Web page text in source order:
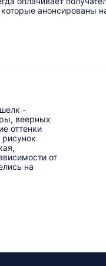
анонсированы
-
веерных
оттенки
от
на